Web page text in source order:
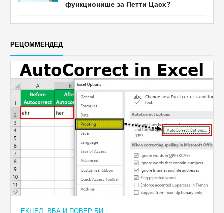
функционише за Петти Цасх?
РЕЦОММЕНДЕД
ЕКЦЕЛ, ВБА И ПОВЕР БИ